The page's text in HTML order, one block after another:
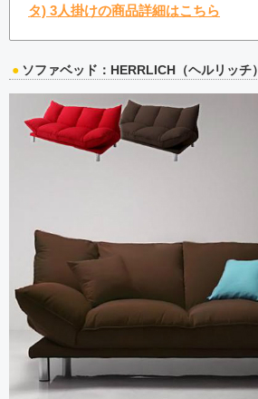
タ) 3人掛けの商品詳細はこちら
ソファベッド：HERRLICH（ヘルリッチ）